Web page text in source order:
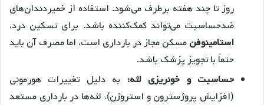
روز تا چند هفته برطرف می‌شود. استفاده از خمیردندان‌های
ضدحساسیت می‌تواند کمک‌کننده باشد. برای تسکین درد،
استامینوفنمسکن مجاز در بارداری است، اما مصرف آن باید
حتماً با تجویز پزشک باشد.
حساسیت و خونریزی لثه: به دلیل تغییرات هورمونی
(افزایش پروژسترون و استروژن)، لثه‌ها در بارداری مستعد